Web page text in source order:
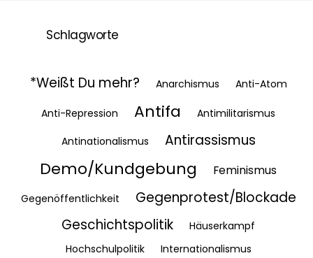
Schlagworte
*Weißt Du mehr? Anarchismus Anti-Atom
Anti-Repression Antifa
Antimilitarismus
Antinationalismus
Antirassismus
Demo/Kundgebung Feminismus
Gegenöffentlichkeit
Gegenprotest/Blockade
Geschichtspolitik
Häuserkampf
Hochschulpolitik
Internationalismus